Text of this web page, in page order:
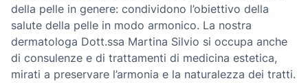
della pelle in genere: condividono l’obiettivo della
salute della pelle in modo armonico. La nostra
dermatologa Dott.ssa Martina Silvio si occupa anche
di consulenze e di trattamenti di medicina estetica,
mirati a preservare l’armonia e la naturalezza dei tratti.